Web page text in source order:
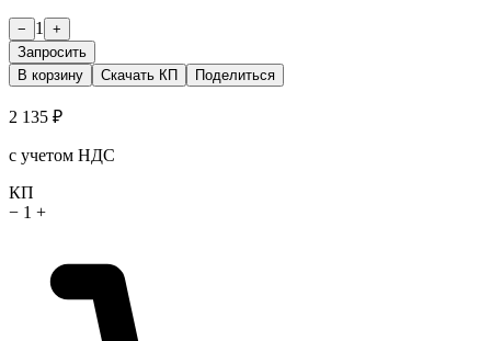
− 1
+
Запросить
В корзину
Скачать КП Поделиться
2 135 ₽
с учетом НДС
КП
− 1 +